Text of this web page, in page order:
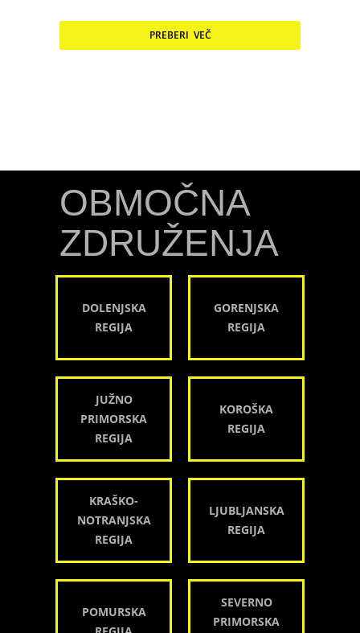
PREBERI VEČ
OBMOČNA
ZDRUŽENJA
DOLENJSKA
REGIJA
GORENJSKA
REGIJA
JUŽNO
PRIMORSKA
REGIJA
KOROŠKA
REGIJA
KRAŠKO-
NOTRANJSKA
REGIJA
LJUBLJANSKA
REGIJA
POMURSKA
SEVERNO
PRIMORSKA